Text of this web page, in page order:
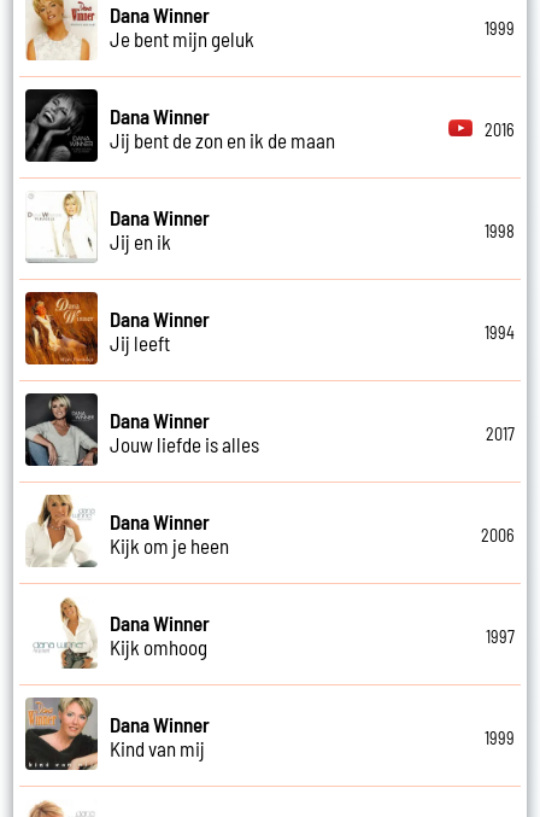
Dana Winner
Je bent mijn geluk
1999
Dana Winner
Jij bent de zon en ik de maan
2016
Dana Winner
Jij en ik
1998
Dana Winner
Jij leeft
1994
Dana Winner
Jouw liefde is alles
2017
Dana Winner
Kijk om je heen
2006
Dana Winner
Kijk omhoog
1997
Dana Winner
Kind van mij
1999